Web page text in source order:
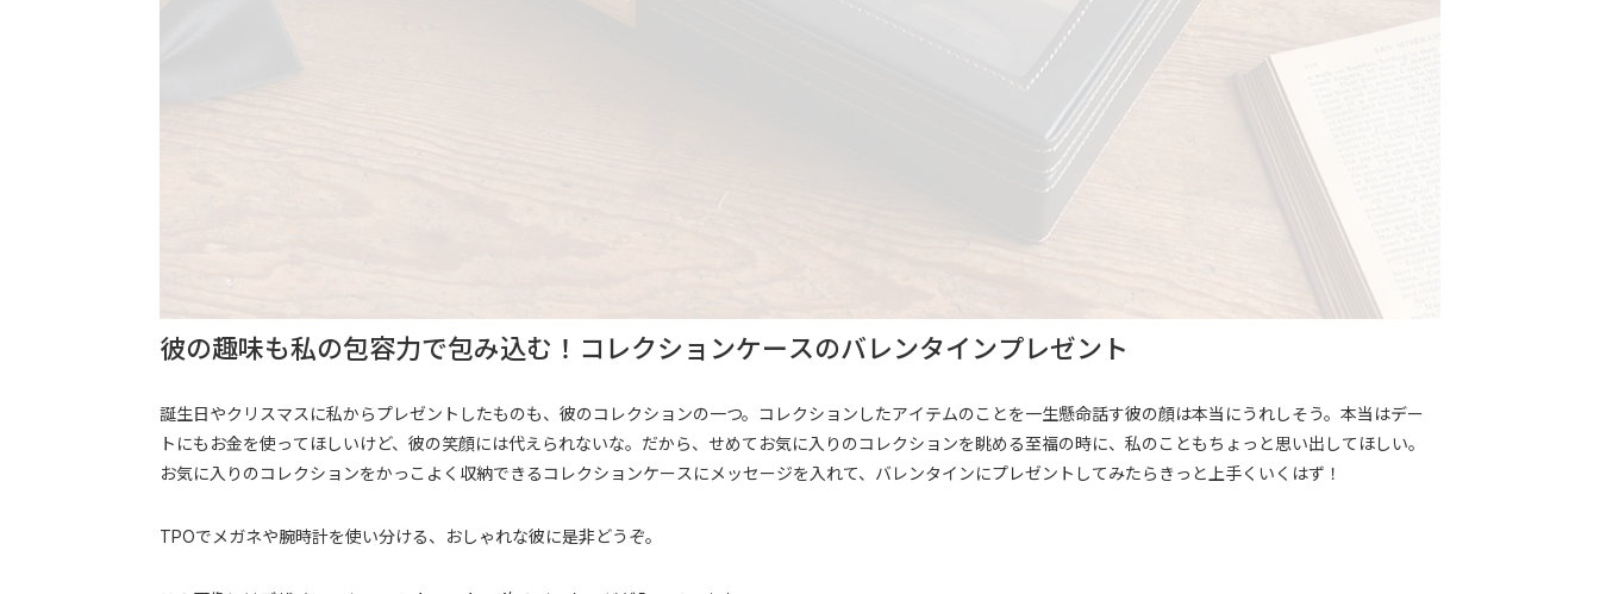
彼の趣味も私の包容力で包み込む！コレクションケースのバレンタインプレゼント
誕生日やクリスマスに私からプレゼントしたものも、彼のコレクションの一つ。コレクションしたアイテムのことを一生懸命話す彼の顔は本当にうれしそう。本当はデー
トにもお金を使ってほしいけど、彼の笑顔には代えられないな。だから、せめてお気に入りのコレクションを眺める至福の時に、私のこともちょっと思い出してほしい。
お気に入りのコレクションをかっこよく収納できるコレクションケースにメッセージを入れて、バレンタインにプレゼントしてみたらきっと上手くいくはず！
TPOでメガネや腕時計を使い分ける、おしゃれな彼に是非どうぞ。